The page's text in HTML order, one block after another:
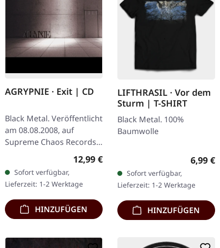
AGRYPNIE · Exit | CD
Black Metal. Veröffentlicht
am 08.08.2008, auf
Supreme Chaos Records.
CD im Jewelcase mit 12-
seitigem Booklet. Mit
AGRYPNIE bricht ex-
Nocte…
Regulärer Preis:
12,99 €
Sofort verfügbar,
Lieferzeit: 1-2 Werktage
HINZUFÜGEN
LIFTHRASIL · Vor dem
Sturm | T-SHIRT
Black Metal. 100%
Baumwolle
6,99 €
Sofort verfügbar,
Lieferzeit: 1-2 Werktage
HINZUFÜGEN